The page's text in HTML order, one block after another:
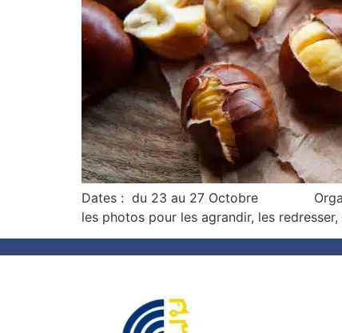
Dates : du 23 au 27 Octobre
les photos pour les agrandir, les